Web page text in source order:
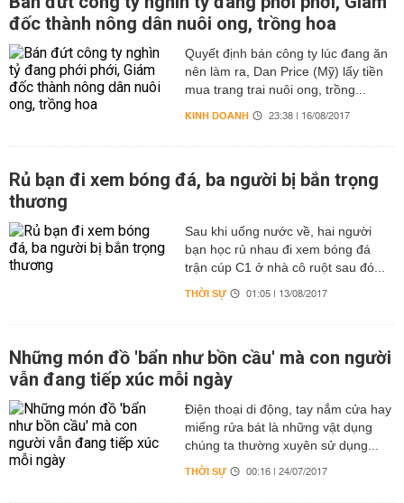
đốc thành nông dân nuôi ong, trồng hoa
Quyết định bán công ty lúc đang ăn
nên làm ra, Dan Price (Mỹ) lấy tiền
mua trang trai nuôi ong, trồng...
KINH DOANH 23:38 | 16/08/2017
Rủ bạn đi xem bóng đá, ba người bị bắn trọng
thương
Sau khi uống nước về, hai người
bạn học rủ nhau đi xem bóng đá
trận cúp C1 ở nhà cô ruột sau đó...
THỜI SỰ 01:05 | 13/08/2017
Những món đồ 'bẩn như bồn cầu' mà con người
vẫn đang tiếp xúc mỗi ngày
Điện thoại di động, tay nắm cửa hay
miếng rửa bát là những vật dụng
chúng ta thường xuyên sử dụng...
THỜI SỰ 00:16 | 24/07/2017